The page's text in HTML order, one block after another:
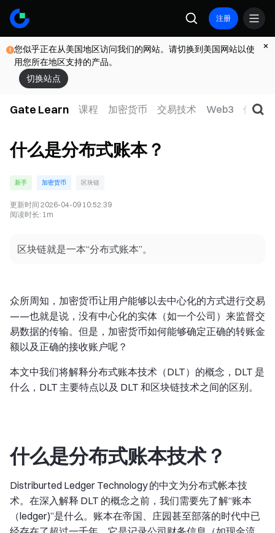
注册
您似乎正在从美国地区访问我们的网站。请切换到美国网站以使
用您所在地区支持的产品。
切换站点
Gate Learn 课程 加密货币 交易技术 Web3 传统金
什么是分布式账本？
新手 加密货币 区块链
更新时间 2026-04-09 10:52:39
阅读时长: 1m
区块链就是一本“分布式账本”。
众所周知，加密货币让用户能够以去中心化的方式进行交易
——也就是说，没有中心化的实体（如一个公司）来监督交
易数据的传输。但是，加密货币如何能够确定正确的转账金
额以及正确的接收账户呢？
本文中我们将解释分布式账本技术（DLT）的概念，DLT 是
什么，DLT 主要特点以及 DLT 和区块链技术之间的区别。
什么是分布式账本技术？
Distriburted Ledger Technology 的中文为分布式帐本技
术。在深入解释 DLT 的概念之前，我们需要先了解“账本
（ledger)”是什么。账本在帝国、庄园甚至部落的时代中已